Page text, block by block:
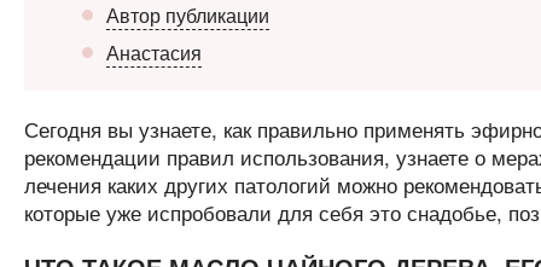
Автор публикации
Анастасия
Сегодня вы узнаете, как правильно применять
рекомендации правил использования, узнаете о
лечения каких других патологий можно
которые уже испробовали для себя это снадобье,